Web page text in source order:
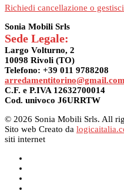
Richiedi cancellazione o
Sonia Mobili Srls
Sede Legale:
Largo Volturno, 2
10098 Rivoli (TO)
Telefono: +39 011 9788208
arredamentitorino@gmail.com
C.F. e P.IVA 12632700014
Cod. univoco J6URRTW
© 2026 Sonia Mobili Srls. All
Sito web Creato da
siti internet